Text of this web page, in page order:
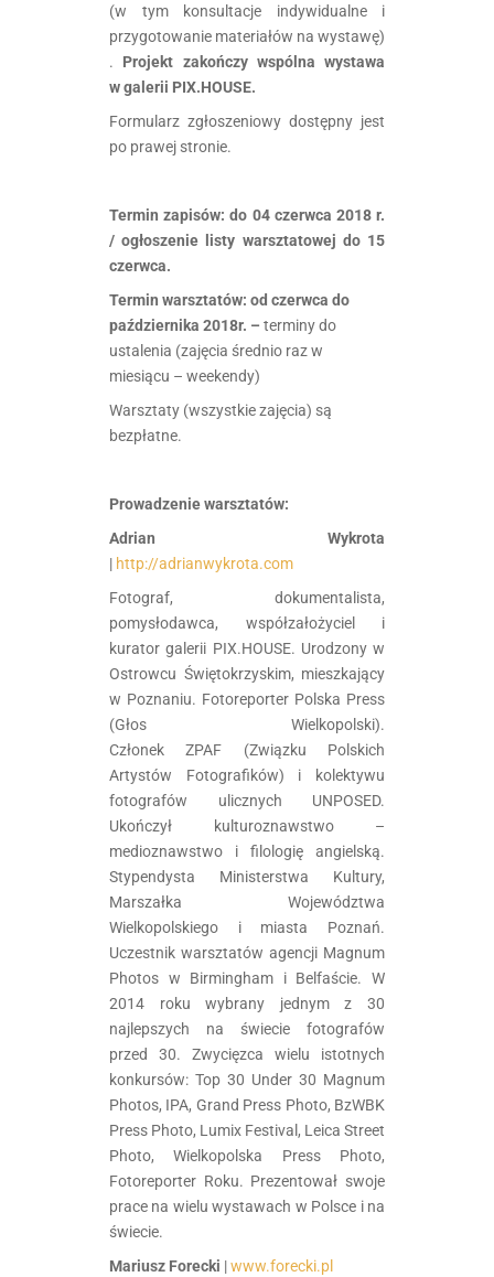
(w tym konsultacje indywidualne i
przygotowanie materiałów na wystawę)
. Projekt zakończy wspólna wystawa
w galerii PIX.HOUSE.
Formularz zgłoszeniowy dostępny jest
po prawej stronie.
Termin zapisów: do 04 czerwca 2018 r.
/ ogłoszenie listy warsztatowej do 15
czerwca.
Termin warsztatów: od czerwca do
października 2018r. – terminy do
ustalenia (zajęcia średnio raz w
miesiącu – weekendy)
Warsztaty (wszystkie zajęcia) są
bezpłatne.
Prowadzenie warsztatów:
Adrian Wykrota
| http://adrianwykrota.com
Fotograf, dokumentalista,
pomysłodawca, współzałożyciel i
kurator galerii PIX.HOUSE. Urodzony w
Ostrowcu Świętokrzyskim, mieszkający
w Poznaniu. Fotoreporter Polska Press
(Głos Wielkopolski).
Członek ZPAF (Związku Polskich
Artystów Fotografików) i kolektywu
fotografów ulicznych UNPOSED.
Ukończył kulturoznawstwo –
medioznawstwo i filologię angielską.
Stypendysta Ministerstwa Kultury,
Marszałka Województwa
Wielkopolskiego i miasta Poznań.
Uczestnik warsztatów agencji Magnum
Photos w Birmingham i Belfaście. W
2014 roku wybrany jednym z 30
najlepszych na świecie fotografów
przed 30. Zwycięzca wielu istotnych
konkursów: Top 30 Under 30 Magnum
Photos, IPA, Grand Press Photo, BzWBK
Press Photo, Lumix Festival, Leica Street
Photo, Wielkopolska Press Photo,
Fotoreporter Roku. Prezentował swoje
prace na wielu wystawach w Polsce i na
świecie.
Mariusz Forecki |www.forecki.pl